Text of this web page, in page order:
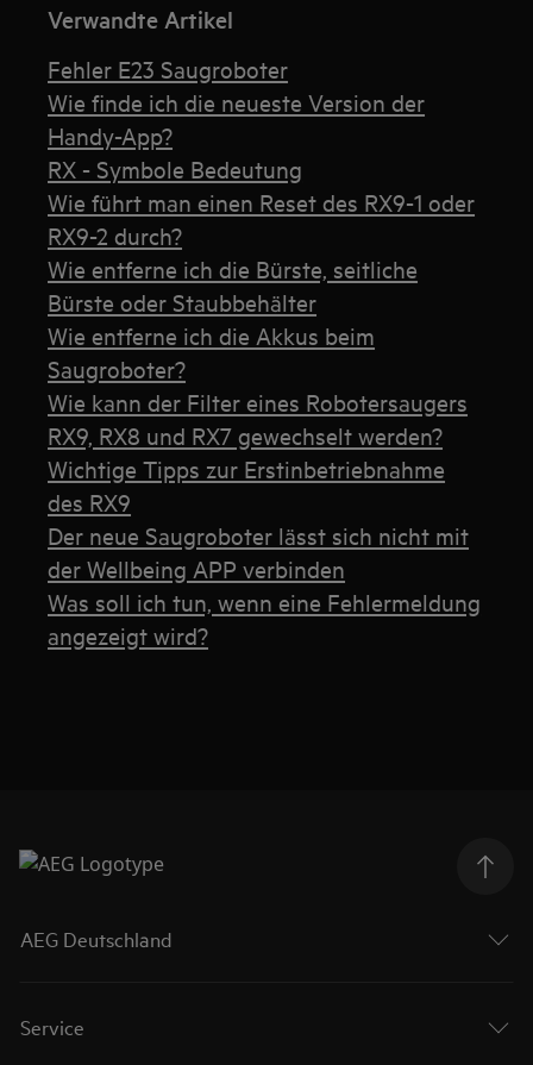
Verwandte Artikel
Fehler E23 Saugroboter
Wie finde ich die neueste Version der
Handy-App?
RX - Symbole Bedeutung
Wie führt man einen Reset des RX9-1 oder
RX9-2 durch?
Wie entferne ich die Bürste, seitliche
Bürste oder Staubbehälter
Wie entferne ich die Akkus beim
Saugroboter?
Wie kann der Filter eines Robotersaugers
RX9, RX8 und RX7 gewechselt werden?
Wichtige Tipps zur Erstinbetriebnahme
des RX9
Der neue Saugroboter lässt sich nicht mit
der Wellbeing APP verbinden
Was soll ich tun, wenn eine Fehlermeldung
angezeigt wird?
AEG Deutschland
Service